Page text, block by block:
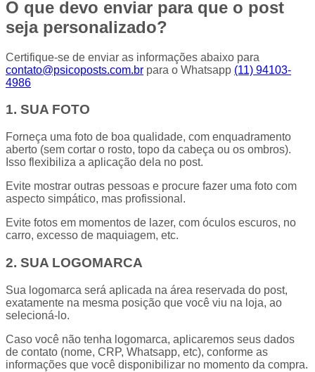
O que devo enviar para que o post
seja personalizado?
Certifique-se de enviar as informações abaixo para
contato@psicoposts.com.br para o Whatsapp (11) 94103-
4986
1. SUA FOTO
Forneça uma foto de boa qualidade, com enquadramento
aberto (sem cortar o rosto, topo da cabeça ou os ombros).
Isso flexibiliza a aplicação dela no post.
Evite mostrar outras pessoas e procure fazer uma foto com
aspecto simpático, mas profissional.
Evite fotos em momentos de lazer, com óculos escuros, no
carro, excesso de maquiagem, etc.
2. SUA LOGOMARCA
Sua logomarca será aplicada na área reservada do post,
exatamente na mesma posição que você viu na loja, ao
selecioná-lo.
Caso você não tenha logomarca, aplicaremos seus dados
de contato (nome, CRP, Whatsapp, etc), conforme as
informações que você disponibilizar no momento da compra.